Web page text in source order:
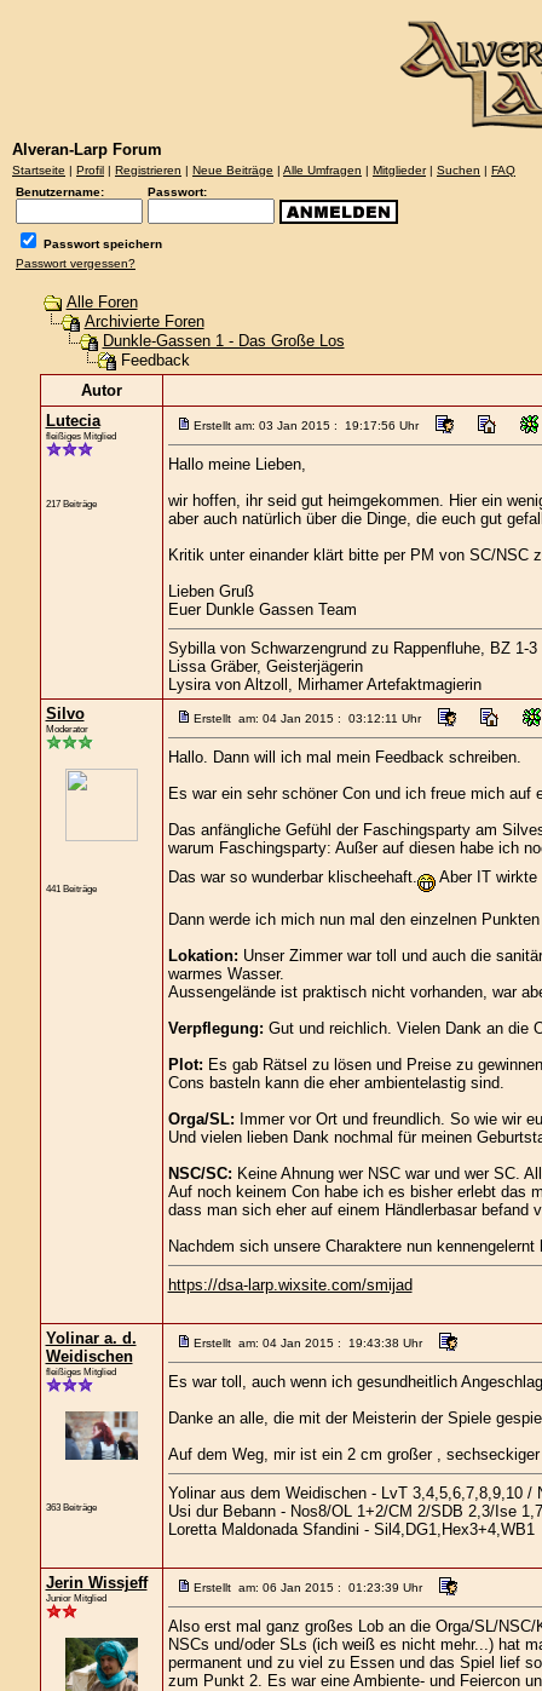
Alveran-Larp Forum
Startseite | Profil | Registrieren | Neue Beiträge | Alle Umfragen | Mitglieder| Suchen | FAQ
Benutzername:
Passwort:
Passwort speichern
Passwort vergessen?
Alle Foren
Archivierte Foren
Dunkle-Gassen 1 - Das Große Los
Feedback
Autor
Lutecia
fleißiges Mitglied
217 Beiträge
Erstellt am: 03 Jan 2015 : 19:17:56 Uhr
Hallo meine Lieben,
wir hoffen, ihr seid gut heimgekommen. Hier ein
aber auch natürlich über die Dinge, die euch gut
Kritik unter einander klärt bitte per PM von SC/NSC
Lieben Gruß
Euer Dunkle Gassen Team
Sybilla von Schwarzengrund zu Rappenfluhe, BZ 1-3
Lissa Gräber, Geisterjägerin
Lysira von Altzoll, Mirhamer Artefaktmagierin
Silvo
Moderator
441 Beiträge
Erstellt am: 04 Jan 2015 : 03:12:11 Uhr
Hallo. Dann will ich mal mein Feedback schreiben.
Es war ein sehr schöner Con und ich freue mich auf
Das anfängliche Gefühl der Faschingsparty am
warum Faschingsparty: Außer auf diesen habe ich
Das war so wunderbar klischeehaft.
Aber IT wirkte
Dann werde ich mich nun mal den einzelnen
Lokation: Unser Zimmer war toll und auch die
warmes Wasser.
Aussengelände ist praktisch nicht vorhanden, war
Verpflegung: Gut und reichlich. Vielen Dank an die
Plot: Es gab Rätsel zu lösen und Preise zu
Cons basteln kann die eher ambientelastig sind.
Orga/SL: Immer vor Ort und freundlich. So wie wir
Und vielen lieben Dank nochmal für meinen
NSC/SC: Keine Ahnung wer NSC war und wer SC.
Auf noch keinem Con habe ich es bisher erlebt das
dass man sich eher auf einem Händlerbasar befand
Nachdem sich unsere Charaktere nun
https://dsa-larp.wixsite.com/smijad
Yolinar a. d.
Weidischen
fleißiges Mitglied
363 Beiträge
Erstellt am: 04 Jan 2015 : 19:43:38 Uhr
Es war toll, auch wenn ich gesundheitlich
Danke an alle, die mit der Meisterin der Spiele
Auf dem Weg, mir ist ein 2 cm großer ,
Yolinar aus dem Weidischen - LvT 3,4,5,6,7,8,9,10 /
Usi dur Bebann - Nos8/OL 1+2/CM 2/SDB 2,3/Ise
Loretta Maldonada Sfandini - Sil4,DG1,Hex3+4,WB1
Jerin Wissjeff
Junior Mitglied
Erstellt am: 06 Jan 2015 : 01:23:39 Uhr
Also erst mal ganz großes Lob an die Orga/SL/
NSCs und/oder SLs (ich weiß es nicht mehr...) hat
permanent und zu viel zu Essen und das Spiel lief
zum Punkt 2. Es war eine Ambiente- und Feiercon